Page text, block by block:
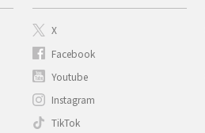
X
Facebook
Youtube
Instagram
TikTok